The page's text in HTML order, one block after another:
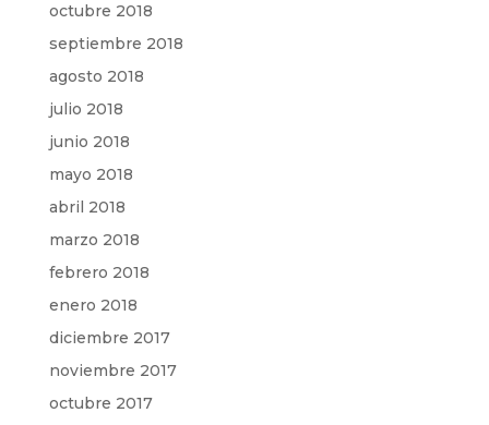
octubre 2018
septiembre 2018
agosto 2018
julio 2018
junio 2018
mayo 2018
abril 2018
marzo 2018
febrero 2018
enero 2018
diciembre 2017
noviembre 2017
octubre 2017